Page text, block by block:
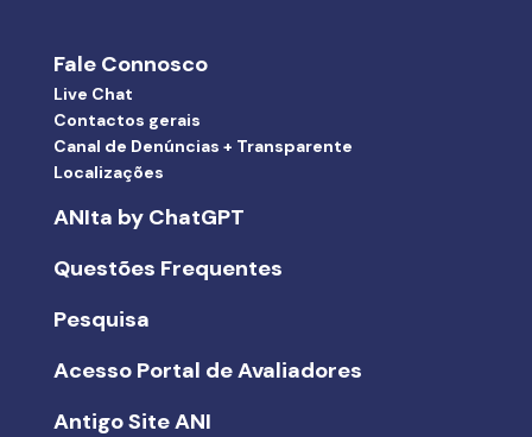
Fale Connosco
Live Chat
Contactos gerais
Canal de Denúncias + Transparente
Localizações
ANIta by ChatGPT
Questões Frequentes
Pesquisa
Acesso Portal de Avaliadores
Antigo Site ANI